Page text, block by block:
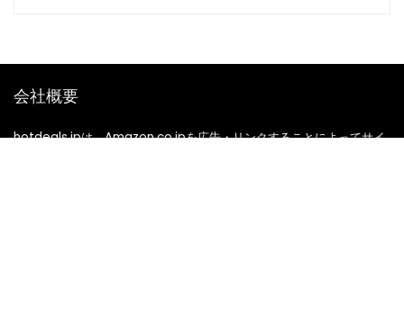
会社概要
hotdeals.jpは、Amazon.co.jpを広告・リンクすることによってサイ